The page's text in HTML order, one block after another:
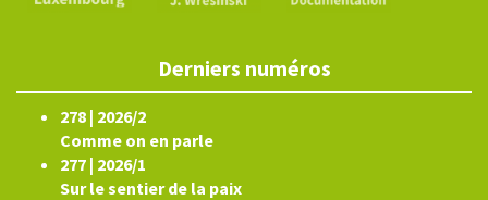
Derniers numéros
278 | 2026/2
Comme on en parle
277 | 2026/1
Sur le sentier de la paix